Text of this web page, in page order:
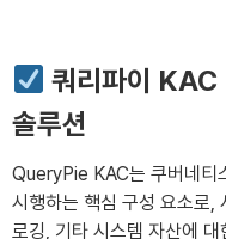
쿼리파이 KAC
솔루션
QueryPie KAC는 쿠버네티
시행하는 핵심 구성 요소로,
로깅, 기타 시스템 자산에